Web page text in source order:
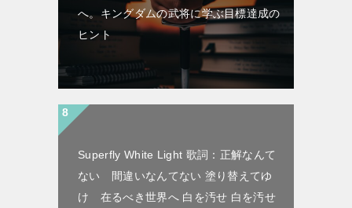
へ。キングダムの武将に学ぶ目標達成の
ヒント
Superfly White Light 歌詞：正解なんて
ない 間違いなんてない 塗り替えてゆ
け 在るべき世界へ 白を汚せ 白を汚せ